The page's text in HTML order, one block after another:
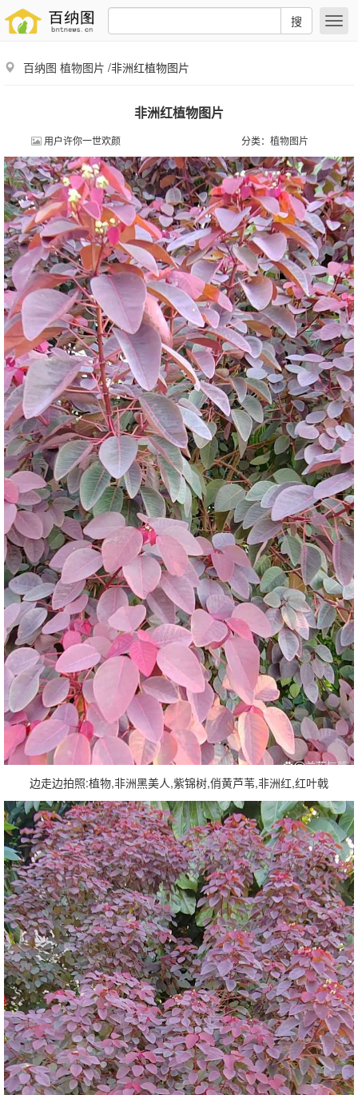
搜
百纳图 植物图片 /非洲红植物图片
非洲红植物图片
用户许你一世欢颜 分类： 植物图片
边走边拍照:植物,非洲黑美人,紫锦树,俏黄芦苇,非洲红,红叶戟